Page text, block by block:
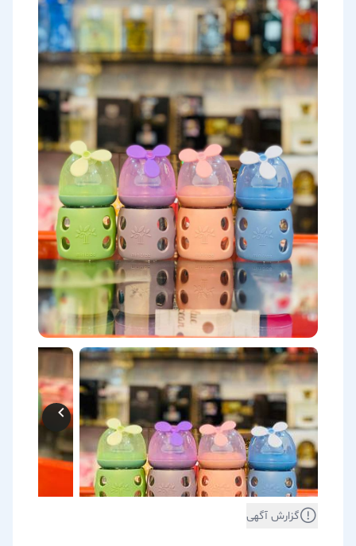
گزارش آگهی